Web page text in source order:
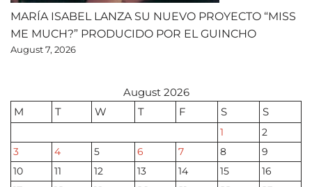
MARÍA ISABEL LANZA SU NUEVO PROYECTO “MISS
ME MUCH?” PRODUCIDO POR EL GUINCHO
August 7, 2026
August 2026
M
T W T F S S
1
2
3
4 5 6 7 8
9
10
11 12 13 14 15
16